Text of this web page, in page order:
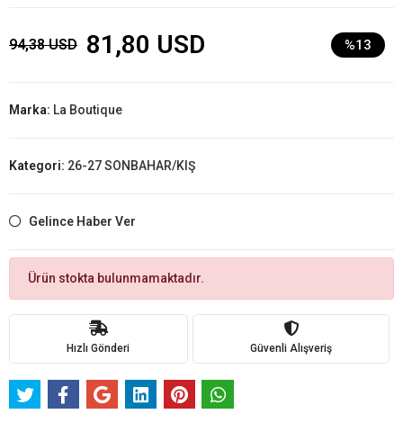
94,38 USD 81,80 USD %13
Marka: La Boutique
Kategori: 26-27 SONBAHAR/KIŞ
Gelince Haber Ver
Ürün stokta bulunmamaktadır.
Hızlı Gönderi Güvenli Alışveriş